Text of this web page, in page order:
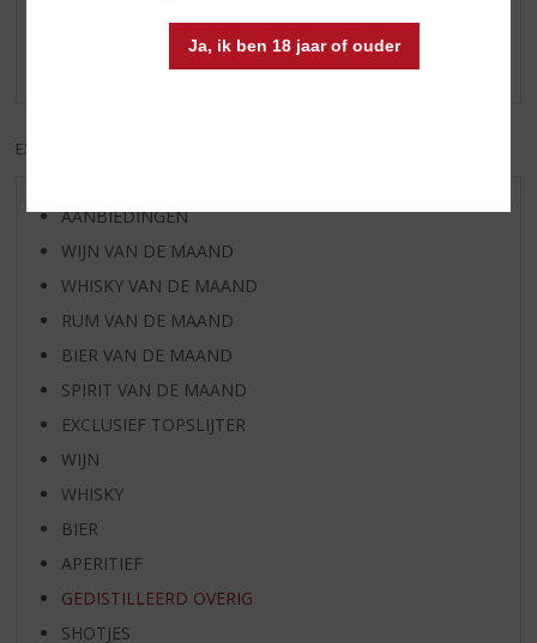
Ja, ik ben 18 jaar of ouder
Schrijf een review
Er zijn nog geen reviews geplaatst voor dit product
EXCL. BTW
AANBIEDINGEN
WIJN VAN DE MAAND
WHISKY VAN DE MAAND
RUM VAN DE MAAND
BIER VAN DE MAAND
SPIRIT VAN DE MAAND
EXCLUSIEF TOPSLIJTER
WIJN
WHISKY
BIER
APERITIEF
GEDISTILLEERD OVERIG
SHOTJES